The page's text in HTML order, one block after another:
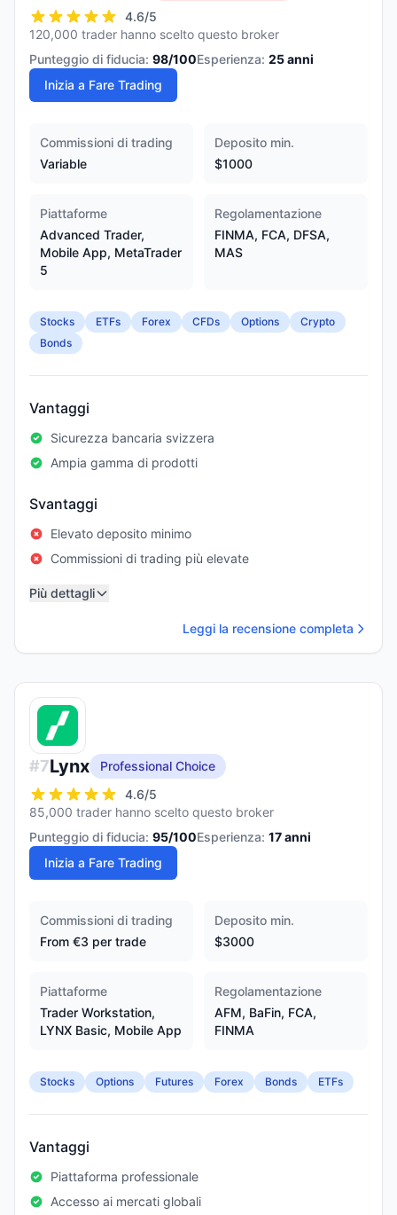
4.6/5
120,000 trader hanno scelto questo broker
Punteggio di fiducia: 98/100Esperienza: 25anni
Inizia a Fare Trading
Commissioni di trading
Variable
Deposito min.
$1000
Piattaforme
Advanced Trader,
Mobile App, MetaTrader
5
Regolamentazione
FINMA, FCA, DFSA,
MAS
Stocks ETFs Forex CFDs Options
Crypto
Bonds
Vantaggi
Sicurezza bancaria svizzera
Ampia gamma di prodotti
Svantaggi
Elevato deposito minimo
Commissioni di trading più elevate
Più dettagli
Leggi la recensione completa
#7Lynx
Professional Choice
4.6/5
85,000 trader hanno scelto questo broker
Punteggio di fiducia: 95/100Esperienza: 17anni
Inizia a Fare Trading
Commissioni di trading
From €3 per trade
Deposito min.
$3000
Piattaforme
Trader Workstation,
LYNX Basic, Mobile App
Regolamentazione
AFM, BaFin, FCA,
FINMA
Stocks Options Futures Forex Bonds ETFs
Vantaggi
Piattaforma professionale
Accesso ai mercati globali